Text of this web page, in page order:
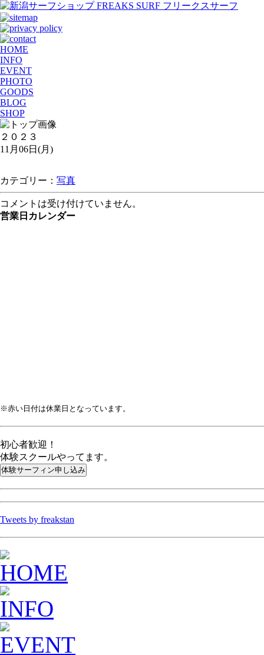
HOME
INFO
EVENT
PHOTO
GOODS
BLOG
SHOP
２０２３
11月06日(月)
カテゴリー： 写真
コメントは受け付けていません。
営業日カレンダー
※赤い日付は休業日となっています。
初心者歓迎！
体験スクールやってます。
Tweets by freakstan